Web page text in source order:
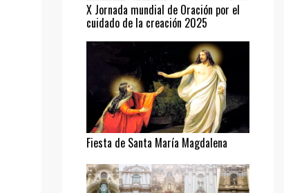
X Jornada mundial de Oración por el
cuidado de la creación 2025
Fiesta de Santa María Magdalena